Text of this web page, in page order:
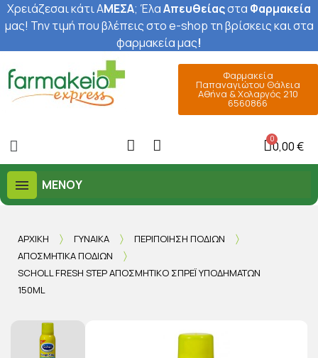
Χρειάζεσαι κάτι ΑΜΕΣΑ; ΈλαΑπευθείαςστα Φαρμακεία
μας! Την τιμή που βλέπεις στο e-shop τη βρίσκεις και στα
φαρμακεία μας!
Φαρμακεία
Παπαναγιώτου Θάλεια
Αθήνα & Χολαργός 210
6560866
0,00 €
ΜΕΝΟΎ
ΑΡΧΙΚΉ ΓΥΝΑΊΚΑ
ΠΕΡΙΠΟΊΗΣΗ ΠΟΔΙΏΝ
ΑΠΟΣΜΗΤΙΚΆ ΠΟΔΙΏΝ
SCHOLL FRESH STEP ΑΠΟΣΜΗΤΙΚΌ ΣΠΡΈΙ ΥΠΟΔΗΜΆΤΩΝ
150ML